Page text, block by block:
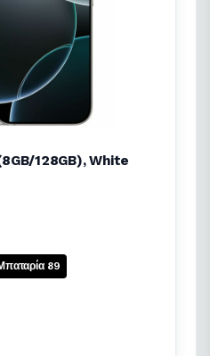
128GB), White
89